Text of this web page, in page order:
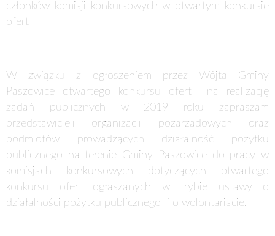
członków komisji konkursowych w otwartym konkursie
ofert
W związku z ogłoszeniem przez Wójta Gminy
Paszowice otwartego konkursu ofert na realizację
zadań publicznych w 2019 roku zapraszam
przedstawicieli organizacji pozarządowych oraz
podmiotów prowadzących działalność pożytku
publicznego na terenie Gminy Paszowice do pracy w
komisjach konkursowych dotyczących otwartego
konkursu ofert ogłaszanych w trybie ustawy o
działalności pożytku publicznego i o wolontariacie.